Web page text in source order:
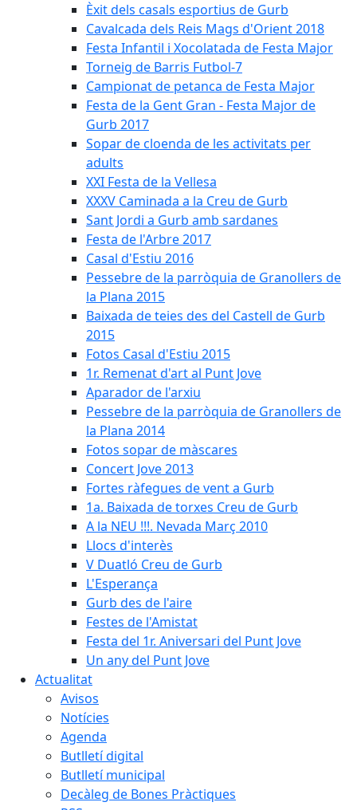
Èxit dels casals esportius de Gurb
Cavalcada dels Reis Mags d'Orient 2018
Festa Infantil i Xocolatada de Festa Major
Torneig de Barris Futbol-7
Campionat de petanca de Festa Major
Festa de la Gent Gran - Festa Major de
Gurb 2017
Sopar de cloenda de les activitats per
adults
XXI Festa de la Vellesa
XXXV Caminada a la Creu de Gurb
Sant Jordi a Gurb amb sardanes
Festa de l'Arbre 2017
Casal d'Estiu 2016
Pessebre de la parròquia de Granollers de
la Plana 2015
Baixada de teies des del Castell de Gurb
2015
Fotos Casal d'Estiu 2015
1r. Remenat d'art al Punt Jove
Aparador de l'arxiu
Pessebre de la parròquia de Granollers de
la Plana 2014
Fotos sopar de màscares
Concert Jove 2013
Fortes ràfegues de vent a Gurb
1a. Baixada de torxes Creu de Gurb
A la NEU !!!. Nevada Març 2010
Llocs d'interès
V Duatló Creu de Gurb
L'Esperança
Gurb des de l'aire
Festes de l'Amistat
Festa del 1r. Aniversari del Punt Jove
Un any del Punt Jove
Actualitat
Avisos
Notícies
Agenda
Butlletí digital
Butlletí municipal
Decàleg de Bones Pràctiques